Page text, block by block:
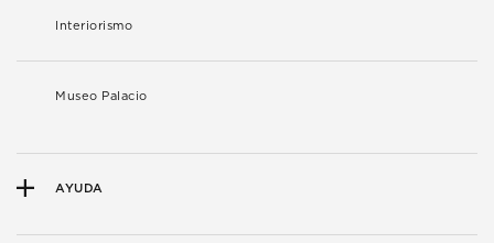
Interiorismo
Museo Palacio
AYUDA